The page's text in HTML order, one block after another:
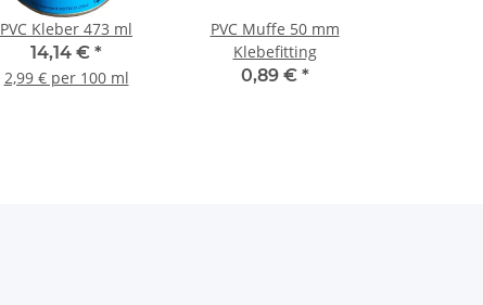
PVC Kleber 473 ml
14,14 € *
2,99 € per 100 ml
PVC Muffe 50 mm
Klebefitting
0,89 € *